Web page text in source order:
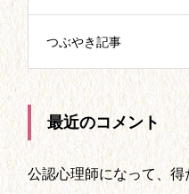
つぶやき記事
最近のコメント
公認心理師になって、得